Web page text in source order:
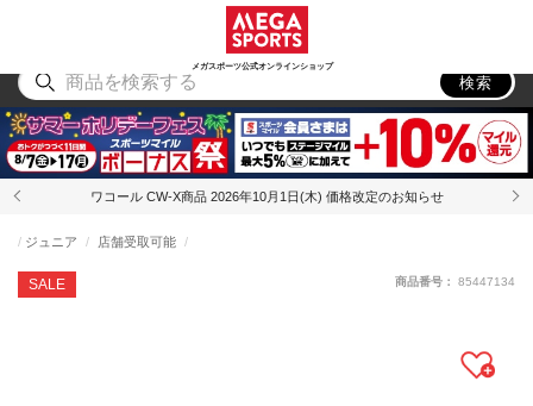
メガスポーツ公式オンラインショップ
アウトドア
検索
ワコール CW-X商品 2026年10月1日(木) 価格改定のお知らせ
SALE
ジュニア 店舗受取可能
商品番号： 85447134